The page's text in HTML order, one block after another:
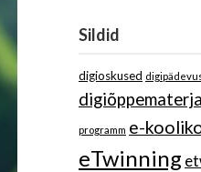
Sildid
digioskused
programm e-
eTwinning